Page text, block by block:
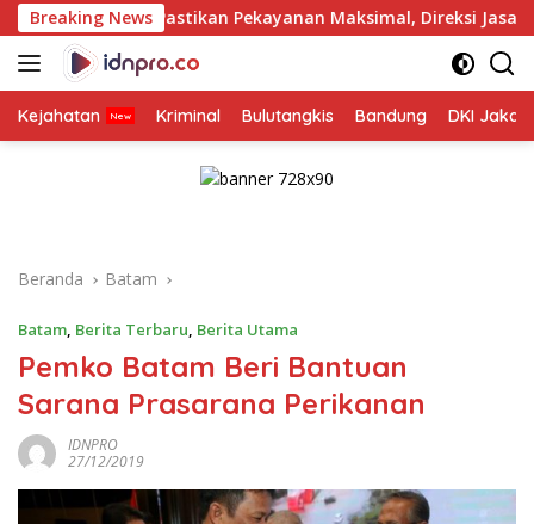
Langsung
ke
konten
Breaking News
Pekayanan Maksimal, Direksi Jasa Raharja Tinjau
Kejahatan Kriminal Bulutangkis Bandung DKI
Beranda Batam
Batam, Berita Terbaru, Berita Utama
Pemko Batam Beri Bantuan
Sarana Prasarana Perikanan
IDNPRO
27/12/2019